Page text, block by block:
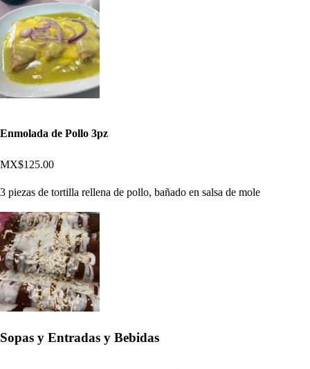
Enmolada de Pollo 3pz
MX$125.00
3 piezas de tortilla rellena de pollo, bañado en salsa de mole
Sopas y Entradas y Bebidas